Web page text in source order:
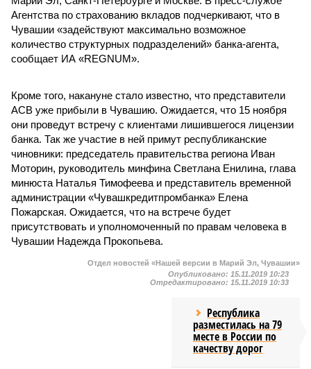
Агентства по страхованию вкладов подчеркивают, что в
Чувашии «задействуют максимально возможное
количество структурных подразделений» банка-агента,
сообщает ИА «REGNUM».
Кроме того, накануне стало известно, что представители
АСВ уже прибыли в Чувашию. Ожидается, что 15 ноября
они проведут встречу с клиентами лишившегося лицензии
банка. Так же участие в ней примут республиканские
чиновники: председатель правительства региона Иван
Моторин, руководитель минфина Светлана Енилина, глава
минюста Наталья Тимофеева и представитель временной
администрации «Чувашкредитпромбанка» Елена
Пожарская. Ожидается, что на встрече будет
присутствовать и уполномоченный по правам человека в
Чувашии Надежда Прокопьева.
Отдел новостей «Нашей версии в Марий Эл, Чувашии»
Опубликовано: 15.11.2019 10:23
Отредактировано: 15.11.2019 10:33
Республика
разместилась на 79
месте в России по
качеству дорог